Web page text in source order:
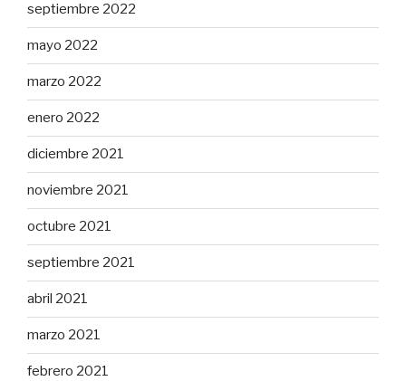
septiembre 2022
mayo 2022
marzo 2022
enero 2022
diciembre 2021
noviembre 2021
octubre 2021
septiembre 2021
abril 2021
marzo 2021
febrero 2021